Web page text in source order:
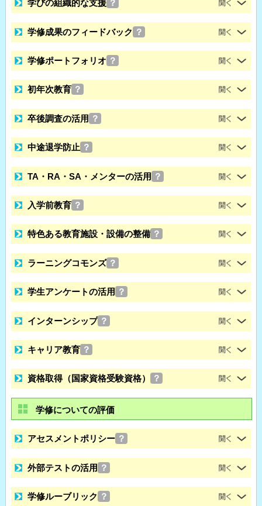
学びの組織的な支援 ？
学修成果のフィードバック ？
学修ポートフォリオ ？
初年次教育 ？
卒後調査の活用 ？
中途退学防止 ？
TA・RA・SA・メンターの活用 ？
入学前教育 ？
特色ある教育施設・設備の整備 ？
ラーニングコモンズ ？
学生アンケートの活用 ？
インターンシップ ？
キャリア教育 ？
資格取得（国家資格受験資格） ？
学修についての評価
アセスメントポリシー ？
外部テストの活用 ？
学修ルーブリック ？